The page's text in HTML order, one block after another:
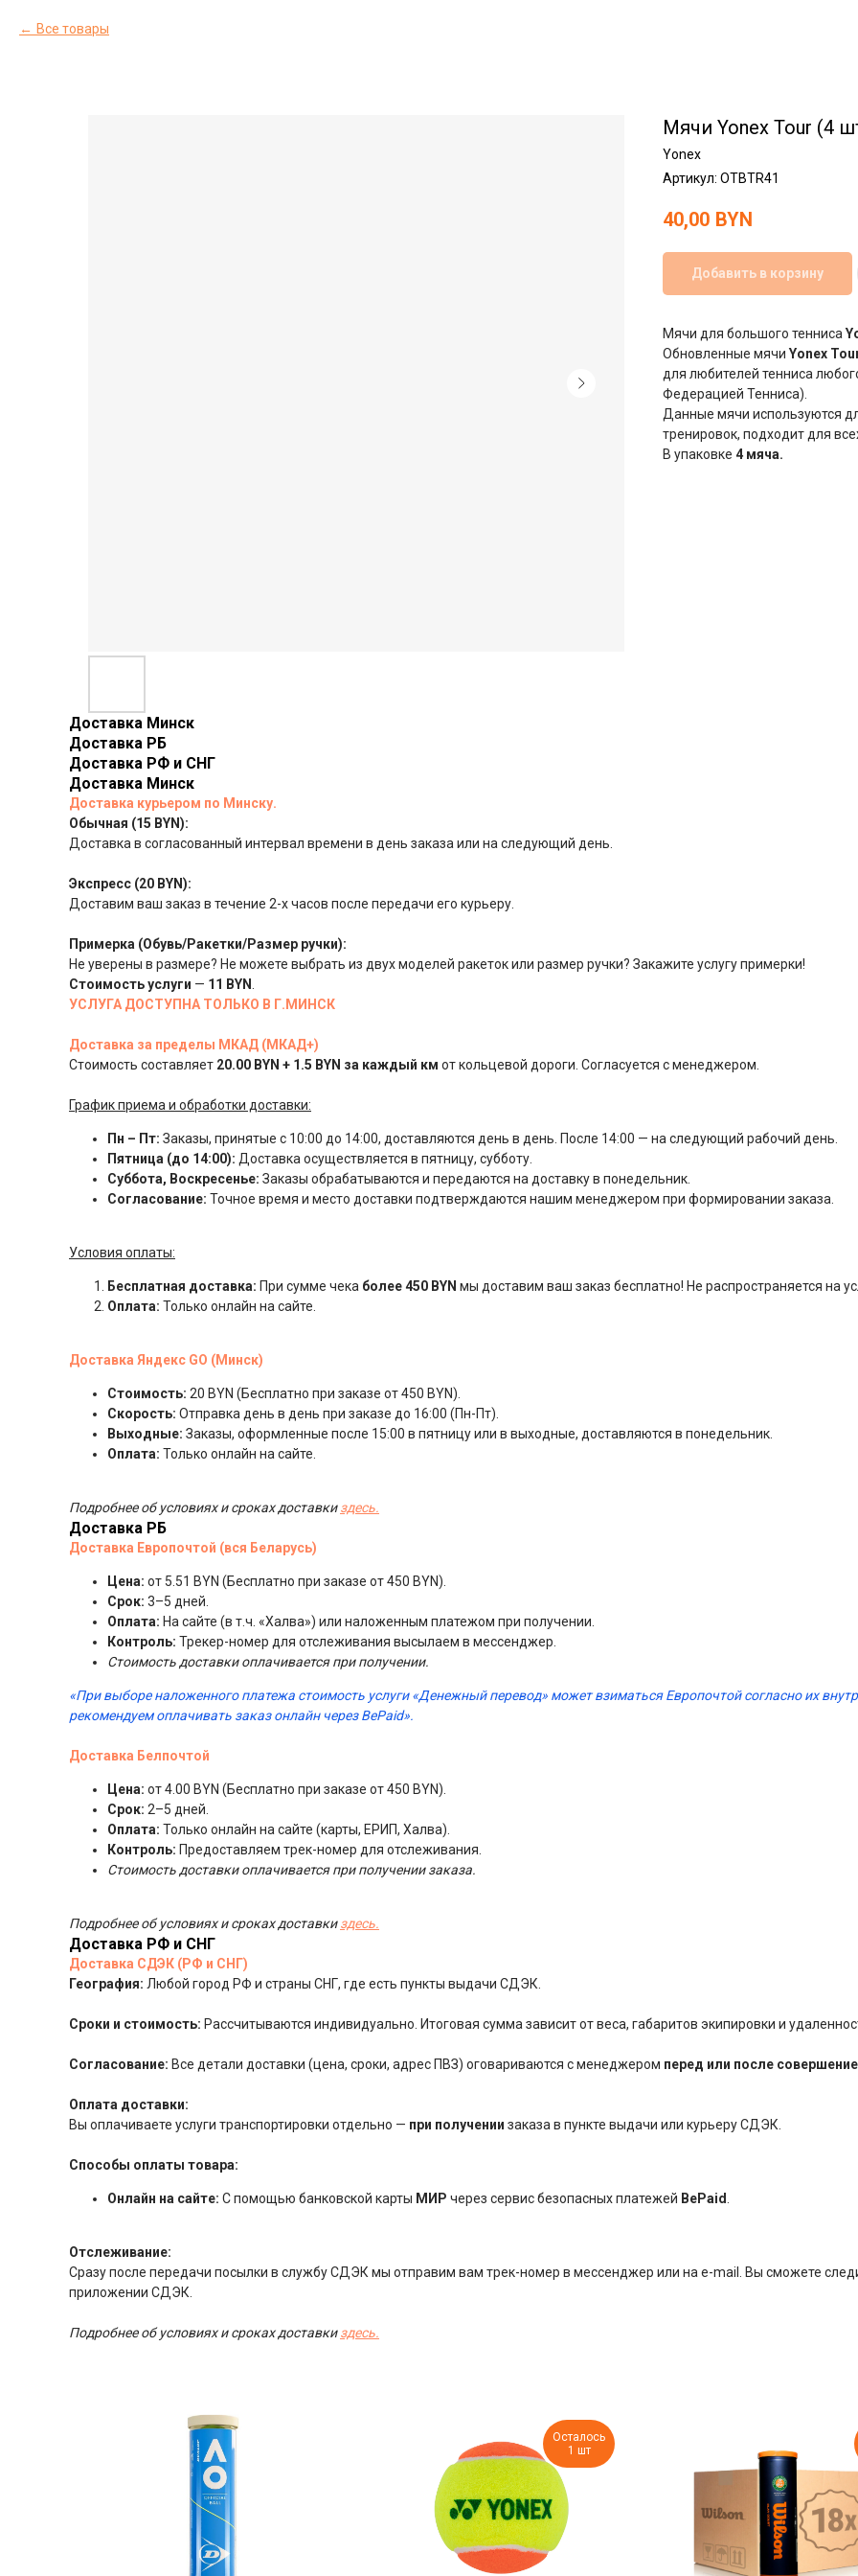
Все товары
Мячи Yonex Tour (4
Yonex
Артикул: OTBTR41
40,00 BYN
Добавить в корзину
Мячи для большого тенниса
Обновленные мячи Yonex
для любителей тенниса
Федерацией Тенниса).
Данные мячи используются
тренировок, подходит для
В упаковке 4 мяча.
Доставка Минск
Доставка РБ
Доставка РФ и СНГ
Доставка Минск
Доставка курьером по Минску.
Обычная (15 BYN):
Доставка в согласованный интервал времени в день заказа или на следующий день.
Экспресс (20 BYN):
Доставим ваш заказ в течение 2-х часов после передачи его курьеру.
Примерка (Обувь/Ракетки/Размер ручки):
Не уверены в размере? Не можете выбрать из двух моделей ракеток или размер ручки? Закажите услугу примерки!
Стоимостьуслуги — 11 BYN
УСЛУГА ДОСТУПНА ТОЛЬКО В Г.МИНСК
Доставка за пределы МКАД (МКАД+)
Стоимость составляет 20.00 BYN + 1.5 BYN за каждый км от кольцевой дороги. Согласуется с менеджером.
График приема и обработки доставки:
Пн – Пт: Заказы, принятые с 10:00 до 14:00, доставляются день в день. После 14:00 — на следующий рабочий день.
Пятница (до 14:00): Доставка осуществляется в пятницу, субботу.
Суббота, Воскресенье: Заказы обрабатываются и передаются на доставку в понедельник.
Согласование: Точное время и место доставки подтверждаются нашим менеджером при формировании заказа.
Условия оплаты:
Бесплатная доставка: При сумме чека более 450 BYN мы доставим ваш заказ бесплатно! Не распространяется на
Оплата: Только онлайн на сайте.
Доставка Яндекс GO (Минск)
Стоимость: 20 BYN (Бесплатно при заказе от 450 BYN).
Скорость: Отправка день в день при заказе до 16:00 (Пн-Пт).
Выходные: Заказы, оформленные после 15:00 в пятницу или в выходные, доставляются в понедельник.
Оплата: Только онлайн на сайте.
Подробнее об условиях и сроках доставкиздесь.
Доставка РБ
Доставка Европочтой (вся Беларусь)
Цена: от 5.51 BYN (Бесплатно при заказе от 450 BYN).
Срок: 3–5 дней.
Оплата: На сайте (в т.ч. «Халва») или наложенным платежом при получении.
Контроль: Трекер-номер для отслеживания высылаем в мессенджер.
Стоимость доставки оплачивается при получении.
«При выборе наложенного платежа стоимость услуги «Денежный перевод» может взиматься Европочтой согласно их
рекомендуем оплачивать заказ онлайн через BePaid».
Доставка Белпочтой
Цена: от 4.00 BYN (Бесплатно при заказе от 450 BYN).
Срок: 2–5 дней.
Оплата: Только онлайн на сайте (карты, ЕРИП, Халва).
Контроль: Предоставляем трек-номер для отслеживания.
Стоимость доставки оплачивается при получении заказа.
Подробнее об условиях и сроках доставкиздесь.
Доставка РФ и СНГ
Доставка СДЭК (РФ и СНГ)
География: Любой город РФ и страны СНГ, где есть пункты выдачи СДЭК.
Сроки и стоимость: Рассчитываются индивидуально. Итоговая сумма зависит от веса, габаритов экипировки и
Согласование: Все детали доставки (цена, сроки, адрес ПВЗ) оговариваются с менеджером перед или после
Оплата доставки:
Вы оплачиваете услуги транспортировки отдельно — при получении заказа в пункте выдачи или курьеру СДЭК.
Способы оплаты товара:
Онлайн на сайте: С помощью банковской карты МИР через сервис безопасных платежей BePaid
Отслеживание:
Сразу после передачи посылки в службу СДЭК мы отправим вам трек-номер в мессенджер или на e-mail. Вы сможете
приложении СДЭК.
Подробнее об условиях и сроках доставкиздесь.
Осталось
1 шт